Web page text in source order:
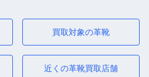
買取対象の革靴
近くの革靴買取店舗